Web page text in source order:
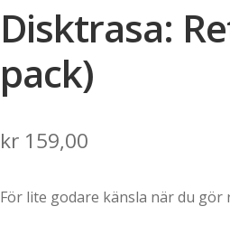
Disktrasa:
pack)
kr159,00
För lite godare känsla när du